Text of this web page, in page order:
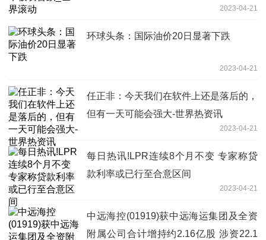
2023-04-21
环球头条：国际油价20日显著下跌
2023-04-21
任正非：今天我们在软件上还是落后的，
但有一天可能会强大-世界热资讯
2023-04-21
每日热讯!LPR连续8个月不变 专家称贷
款利率或已行至合意区间
2023-04-21
中远海控(01919)获中远海运集团及全资
附属公司合计增持约2.16亿股 涉资22.1